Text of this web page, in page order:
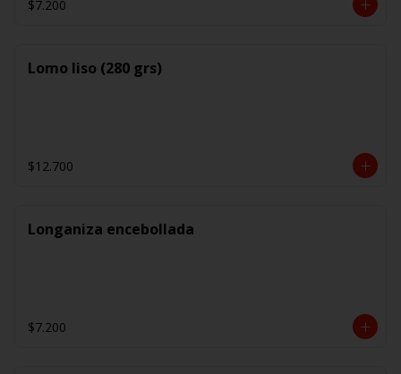
$7.200
Lomo liso (280 grs)
$12.700
Longaniza encebollada
$7.200